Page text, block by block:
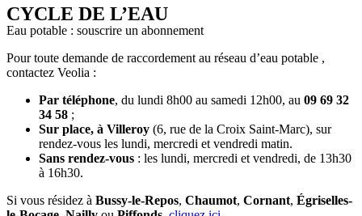
CYCLE DE L’EAU
Eau potable : souscrire un abonnement
Pour toute demande de raccordement au réseau d’eau potable ,
contactez Veolia :
Par téléphone, du lundi 8h00 au samedi 12h00, au 09 69 32
34 58 ;
Sur place, à Villeroy (6, rue de la Croix Saint-Marc), sur
rendez-vous les lundi, mercredi et vendredi matin.
Sans rendez-vous : les lundi, mercredi et vendredi, de 13h30
à 16h30.
Si vous résidez à Bussy-le-Repos, Chaumot, Cornant, Égriselles-